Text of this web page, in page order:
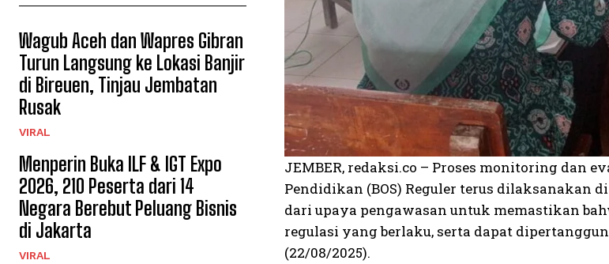
Wagub Aceh dan Wapres Gibran
Turun Langsung ke Lokasi Banjir
di Bireuen, Tinjau Jembatan
Rusak
VIRAL
Menperin Buka ILF & IGT Expo
2026, 210 Peserta dari 14
Negara Berebut Peluang Bisnis
di Jakarta
VIRAL
JEMBER, redaksi.co – Proses monitoring dan
Pendidikan (BOS) Reguler terus dilaksanakan
dari upaya pengawasan untuk memastikan
regulasi yang berlaku, serta dapat
(22/08/2025).